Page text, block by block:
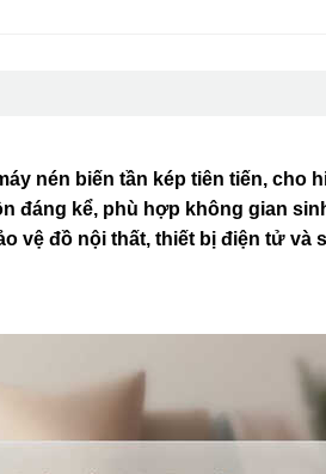
nén biến tần kép tiên tiến, cho
đáng kể, phù hợp không gian
vệ đồ nội thất, thiết bị điện tử và